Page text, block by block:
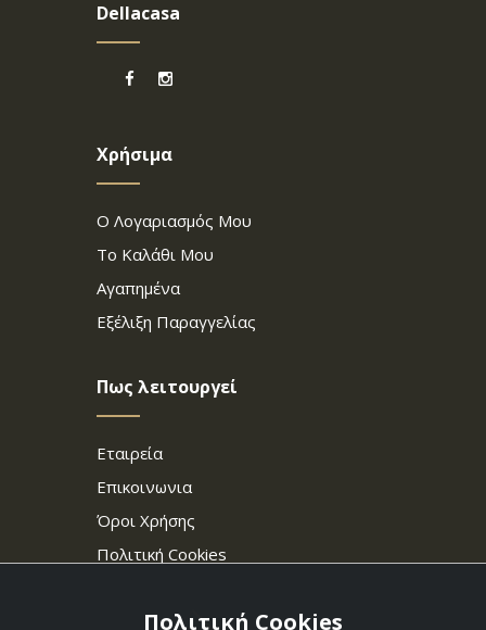
Dellacasa
Χρήσιμα
Ο Λογαριασμός Μου
Το Καλάθι Μου
Αγαπημένα
Εξέλιξη Παραγγελίας
Πως λειτουργεί
Εταιρεία
Επικοινωνια
Όροι Χρήσης
Πολιτική Cookies
Πολιτική Cookies